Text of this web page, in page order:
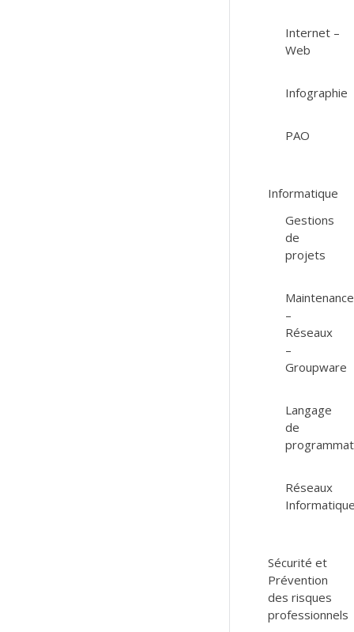
Internet –
Web
Infographie
PAO
Informatique
Gestions
de
projets
Maintenance
–
Réseaux
–
Groupware
Langage
de
Réseaux
Sécurité et
Prévention
des risques
professionnels